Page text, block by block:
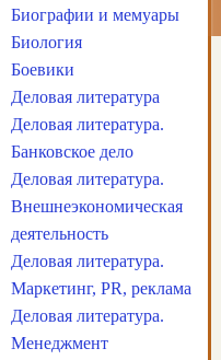
Биографии и мемуары
Биология
Боевики
Деловая литература
Деловая литература.
Банковское дело
Деловая литература.
Внешнеэкономическая
деятельность
Деловая литература.
Маркетинг, PR, реклама
Деловая литература.
Менеджмент